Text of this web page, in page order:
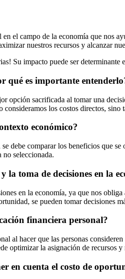
en el campo de la economía que nos
nuestros recursos y alcanzar
Su impacto puede ser
qué es importante
opción sacrificada al tomar una
los costos directos,
económico?
debe comparar los beneficios que
seleccionada.
la toma de decisiones en la
en la economía, ya que nos
se pueden tomar decisiones
financiera personal?
al hacer que las personas
optimizar la asignación de recursos
en cuenta el costo de